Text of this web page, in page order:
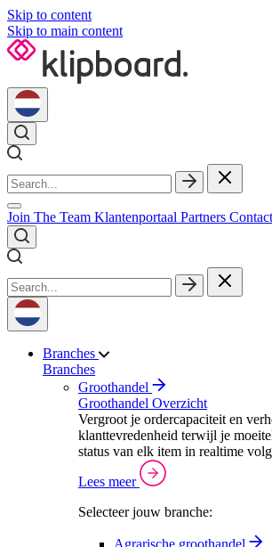
Skip to content
Skip to main content
Join The Team Klantenportaal Partners Contact
Branches
Branches
Groothandel
Groothandel Overzicht
Vergroot je ordercapaciteit en
klanttevredenheid terwijl je
status van elk item in realtime
Lees meer
Selecteer jouw branche:
Agrarische groothandel